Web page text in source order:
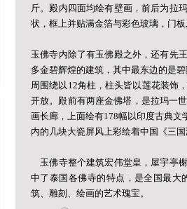
斤。殿内四面均绘有壁画，前后为拉
状，框上并贴满金箔与彩色玻璃，门
玉佛寺内除了有玉佛殿之外，还有先
多金碧辉煌的建筑，其中最东边的是
周围绕以12角柱，柱头皆以莲花装饰
开放。殿前有两座金佛塔，是拉玛一
画长廊，上面绘有178幅以印度古典
内的几块大瓷屏风上彩绘着中国《三国
玉佛寺整个建筑宏伟堂皇，屋宇亭
中了泰国各佛寺的特点，是全国最大
筑、雕刻、绘画的艺术瑰宝。